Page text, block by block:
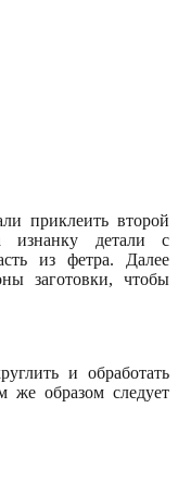
приклеить второй
изнанку детали с
из фетра. Далее
заготовки, чтобы
и обработать
образом следует